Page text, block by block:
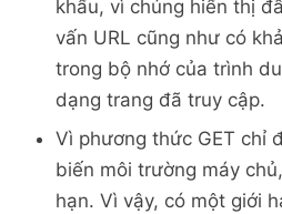
khẩu, vì chúng hiển thị
vấn URL cũng như có
trong bộ nhớ của trình
dạng trang đã truy cập.
Vì phương thức GET chỉ
biến môi trường máy
hạn. Vì vậy, có một giới